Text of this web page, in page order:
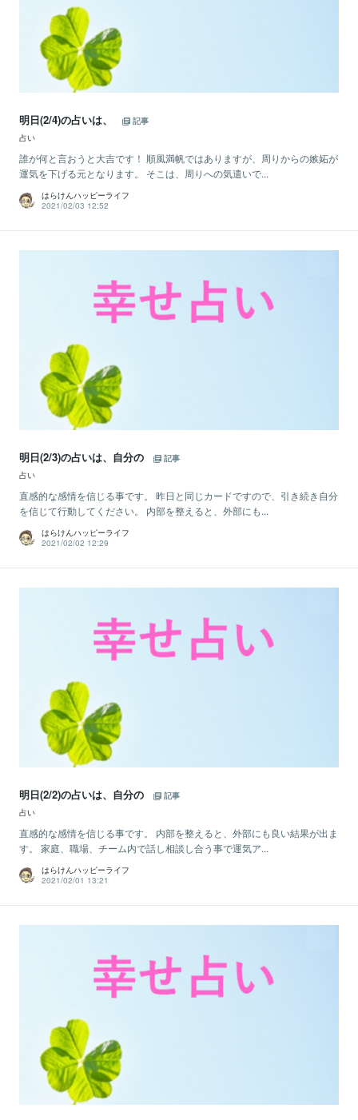
明日(2/4)の占いは、
記事
占い
誰が何と言おうと大吉です！ 順風満帆ではありますが、周りからの嫉妬が
運気を下げる元となります。 そこは、周りへの気遣いで...
はらけんハッピーライフ
2021/02/03 12:52
明日(2/3)の占いは、自分の
記事
占い
直感的な感情を信じる事です。 昨日と同じカードですので、引き続き自分
を信じて行動してください。 内部を整えると、外部にも...
はらけんハッピーライフ
2021/02/02 12:29
明日(2/2)の占いは、自分の
記事
占い
直感的な感情を信じる事です。 内部を整えると、外部にも良い結果が出ま
す。 家庭、職場、チーム内で話し相談し合う事で運気ア...
はらけんハッピーライフ
2021/02/01 13:21